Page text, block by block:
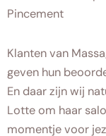
Klanten van
geven hun
En daar zijn wij
Lotte om haar
momentje voor